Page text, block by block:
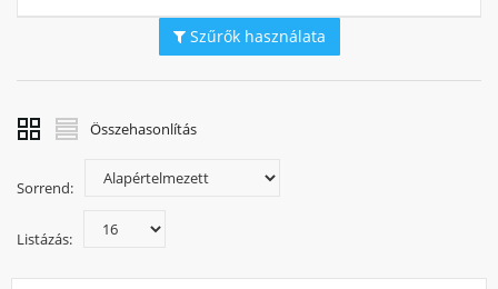
Szűrők használata
Összehasonlítás
Sorrend:
Listázás: